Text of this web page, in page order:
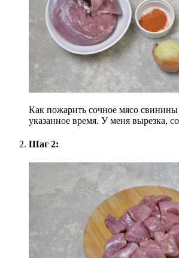
Как пожарить сочное мясо
указанное время. У меня вырезка,
Шаг 2: